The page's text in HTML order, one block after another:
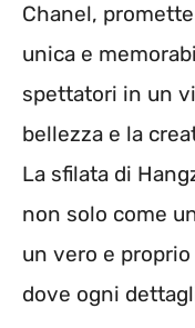
Chanel,
unica e
spettatori in un
bellezza e la
La sfilata di
non solo come
un vero e
dove ogni